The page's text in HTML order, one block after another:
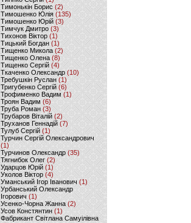
Тимонькін Борис (2)
Тимошенко Юлія (135)
Тимошенко Юрій(3)
Тимчук Дмитро (3)
Тихонов Віктор (1)
Тицький Богдан (1)
Тищенко Микола (2)
Тищенко Олена (8)
Тищенко Сергій (4)
Ткаченко Олександр (10)
Требушкін Руслан (1)
Тригубенко Сергій(6)
Трофименко Вадим (1)
Троян Вадим (6)
Труба Роман(3)
Трубаров Віталій (2)
Труханов Геннадій (7)
Тулуб Сергій(1)
Турчин Сергій Олександрович
(1)
Турчинов Олександр(35)
Тягнибок Олег (2)
Ударцов Юрій (1)
Уколов Віктор(4)
Уманський Ігор Іванович(1)
Урбанський Олександр
Ігорович (1)
Усенко-Чорна Жанна (2)
Усов Констянтин(1)
Фабрикант Світлана Самуілівна